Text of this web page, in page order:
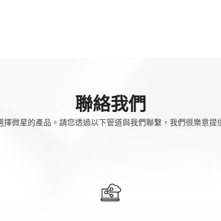
聯絡我們
擇微星的產品。請您透過以下管道與我們聯繫，我們很樂意提